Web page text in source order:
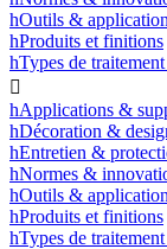
hOutils & application
hProduits et finitions
hTypes de

hApplications &
hDécoration &
hEntretien &
hNormes &
hOutils & application
hProduits et finitions
hTypes de